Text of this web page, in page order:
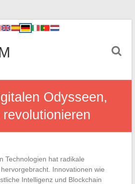
Odysseen,
Technologien hat radikale
Innovationen wie
Intelligenz und Blockchain